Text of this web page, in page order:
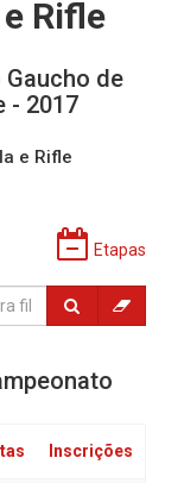
Rifle
de
- 2017
e Rifle
Etapas
Inscrições